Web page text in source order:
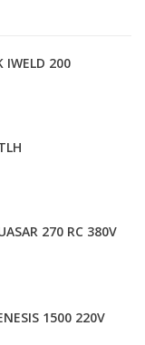
IWELD 200
270 RC 380V
1500 220V